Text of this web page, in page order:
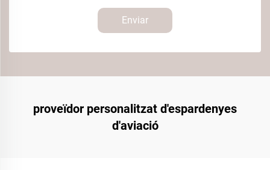
Enviar
proveïdor personalitzat d'espardenyes
d'aviació